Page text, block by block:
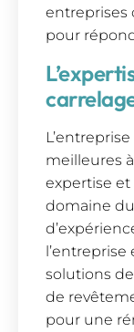
entreprises
pour
meilleures
expertise et
domaine
solutions
de
pour une